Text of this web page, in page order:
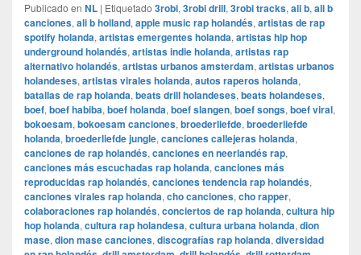
Publicado en NL | Etiquetado 3robi, 3robi drill, 3robi tracks, ali b, ali b
canciones, ali b holland, apple music rap holandés, artistas de rap
spotify holanda, artistas emergentes holanda, artistas hip hop
underground holandés, artistas indie holanda, artistas rap
alternativo holandés, artistas urbanos amsterdam, artistas urbanos
holandeses, artistas virales holanda, autos raperos holanda,
batallas de rap holanda, beats drill holandeses, beats holandeses,
boef, boef habiba, boef holanda, boef slangen, boef songs, boef viral,
bokoesam, bokoesam canciones, broederliefde, broederliefde
holanda, broederliefde jungle, canciones callejeras holanda,
canciones de rap holandés, canciones en neerlandés rap,
canciones más escuchadas rap holanda, canciones más
reproducidas rap holandés, canciones tendencia rap holandés,
canciones virales rap holanda, cho canciones, cho rapper,
colaboraciones rap holandés, conciertos de rap holanda, cultura hip
hop holanda, cultura rap holandesa, cultura urbana holanda, dion
mase, dion mase canciones, discografías rap holanda, diversidad